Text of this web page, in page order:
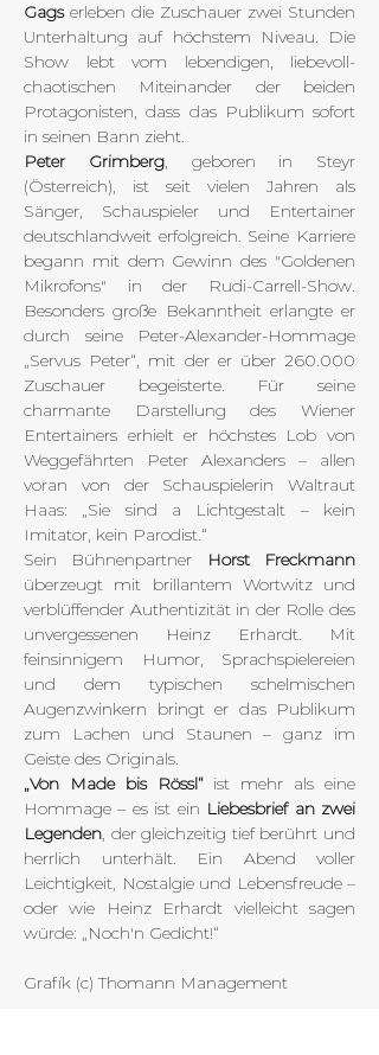
Gags erleben die Zuschauer zwei Stunden
Unterhaltung auf höchstem Niveau. Die
Show lebt vom lebendigen, liebevoll-
chaotischen Miteinander der beiden
Protagonisten, dass das Publikum sofort
in seinen Bann zieht.
Peter Grimberg, geboren in Steyr
(Österreich), ist seit vielen Jahren als
Sänger, Schauspieler und Entertainer
deutschlandweit erfolgreich. Seine Karriere
begann mit dem Gewinn des "Goldenen
Mikrofons" in der Rudi-Carrell-Show.
Besonders große Bekanntheit erlangte er
durch seine Peter-Alexander-Hommage
„Servus Peter“, mit der er über 260.000
Zuschauer begeisterte. Für seine
charmante Darstellung des Wiener
Entertainers erhielt er höchstes Lob von
Weggefährten Peter Alexanders – allen
voran von der Schauspielerin Waltraut
Haas: „Sie sind a Lichtgestalt – kein
Imitator, kein Parodist.“
Sein Bühnenpartner
Horst Freckmann
überzeugt mit brillantem Wortwitz und
verblüffender Authentizität in der Rolle des
unvergessenen Heinz Erhardt. Mit
feinsinnigem Humor, Sprachspielereien
und dem typischen schelmischen
Augenzwinkern bringt er das Publikum
zum Lachen und Staunen – ganz im
Geiste des Originals.
„Von Made bis Rössl“ ist mehr als eine
Hommage – es ist ein Liebesbrief an zwei
Legenden, der gleichzeitig tief berührt und
herrlich unterhält. Ein Abend voller
Leichtigkeit, Nostalgie und Lebensfreude –
oder wie Heinz Erhardt vielleicht sagen
würde: „Noch'n Gedicht!“
Grafik (c) Thomann Management